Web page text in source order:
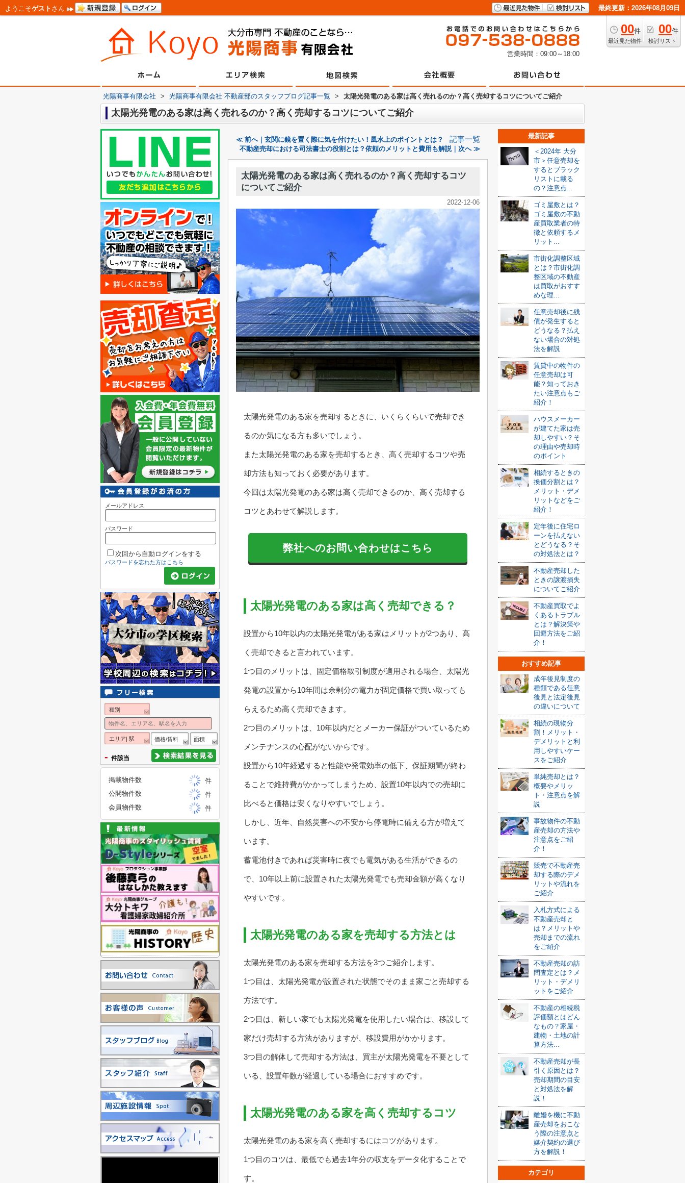
ようこそゲスト さん 最終更新：2026年08月09日
00件
最近見た物件
00件
検討リスト
営業時間：09:00～18:00
光陽商事有限会社 > 光陽商事有限会社 不動産部のスタッフブログ記事一覧 > 太陽光発電のある家は高く売れるのか？高く売却するコツについてご紹介
太陽光発電のある家は高く売れるのか？高く売却するコツについてご紹介
≪ 前へ｜玄関に鏡を置く際に気を付けたい！風水上のポイントとは？ 記事一覧
不動産売却における司法書士の役割とは？依頼のメリットと費用も解説｜次へ ≫
太陽光発電のある家は高く売れるのか？高く売却するコツ
についてご紹介
2022-12-06
太陽光発電のある家を売却するときに、いくらくらいで売却でき
るのか気になる方も多いでしょう。
また太陽光発電のある家を売却するとき、高く売却するコツや売
却方法も知っておく必要があります。
今回は太陽光発電のある家は高く売却できるのか、高く売却する
コツとあわせて解説します。
弊社へのお問い合わせはこちら
太陽光発電のある家は高く売却できる？
設置から10年以内の太陽光発電がある家はメリットが2つあり、高
く売却できると言われています。
1つ目のメリットは、固定価格取引制度が適用される場合、太陽光
発電の設置から10年間は余剰分の電力が固定価格で買い取っても
らえるため高く売却できます。
2つ目のメリットは、10年以内だとメーカー保証がついているため
メンテナンスの心配がないからです。
設置から10年経過すると性能や発電効率の低下、保証期間が終わ
ることで維持費がかかってしまうため、設置10年以内での売却に
比べると価格は安くなりやすいでしょう。
しかし、近年、自然災害への不安から停電時に備える方が増えて
います。
蓄電池付きであれば災害時に夜でも電気がある生活ができるの
で、10年以上前に設置された太陽光発電でも売却金額が高くなり
やすいです。
太陽光発電のある家を売却する方法とは
太陽光発電のある家を売却する方法を3つご紹介します。
1つ目は、太陽光発電が設置された状態でそのまま家ごと売却する
方法です。
2つ目は、新しい家でも太陽光発電を使用したい場合は、移設して
家だけ売却する方法がありますが、移設費用がかかります。
3つ目の解体して売却する方法は、買主が太陽光発電を不要として
いる、設置年数が経過している場合におすすめです。
太陽光発電のある家を高く売却するコツ
太陽光発電のある家を高く売却するにはコツがあります。
1つ目のコツは、最低でも過去1年分の収支をデータ化することで
す。
最新記事
＜2024年 大分
市＞任意売却を
するとブラック
リストに載る
の？注意点...
ゴミ屋敷とは？
ゴミ屋敷の不動
産買取業者の特
徴と依頼するメ
リット...
市街化調整区域
とは？市街化調
整区域の不動産
は買取がおすす
めな理...
任意売却後に残
債が発生すると
どうなる？払え
ない場合の対処
法を解説
賃貸中の物件の
任意売却は可
能？知っておき
たい注意点もご
紹介！
ハウスメーカー
が建てた家は売
却しやすい？そ
の理由や売却時
のポイント
相続するときの
換価分割とは？
メリット・デメ
リットなどをご
紹介！
定年後に住宅ロ
ーンを払えない
とどうなる？そ
の対処法とは？
不動産売却した
ときの譲渡損失
についてご紹介
不動産買取でよ
くあるトラブル
とは？解決策や
回避方法をご紹
介！
おすすめ記事
成年後見制度の
種類である任意
後見と法定後見
の違いについて
相続の現物分
割！メリット・
デメリットと利
用しやすいケー
スをご紹介
単純売却とは？
概要やメリッ
ト・注意点を解
説
事故物件の不動
産売却の方法や
注意点をご紹
介！
競売で不動産売
却する際のデメ
リットや流れを
ご紹介
入札方式による
不動産売却と
は？メリットや
売却までの流れ
をご紹介
不動産売却の訪
問査定とは？メ
リット・デメリ
ットをご紹介
不動産の相続税
評価額とはどん
なもの？家屋・
建物・土地の計
算方法...
不動産売却が長
引く原因とは？
売却期間の目安
と対処法を解
説！
離婚を機に不動
産売却をおこな
う際の注意点と
媒介契約の選び
方を解説！
カテゴリ
メールアドレス
パスワード
次回から自動ログインをする
パスワードを忘れた方はこちら
種別
エリア| 駅 価格/賃料 面積
- 件該当
掲載物件数
件
公開物件数
件
会員物件数
件